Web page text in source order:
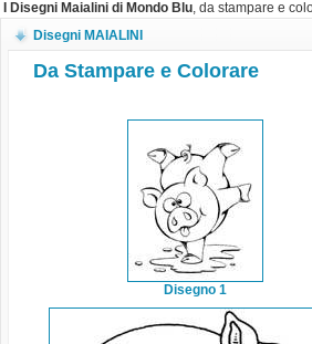
I Disegni Maialini di Mondo Blu, da stampare e
Disegni MAIALINI
Da Stampare e Colorare
Disegno 1